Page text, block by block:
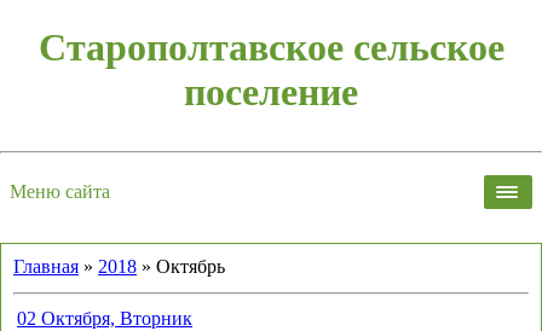
Старополтавское сельское
поселение
Меню сайта
Главная » 2018 » Октябрь
02 Октября, Вторник